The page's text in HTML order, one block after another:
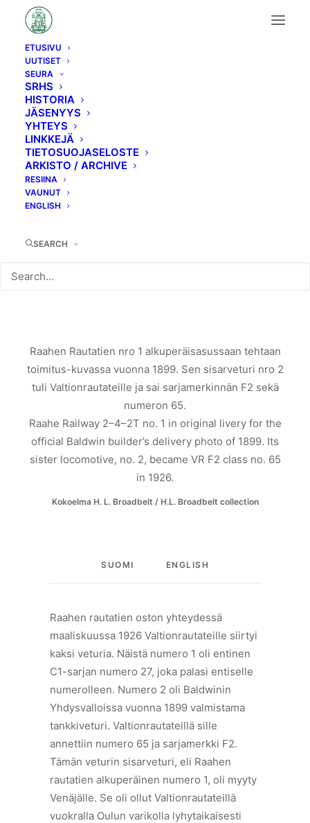
ETUSIVU
UUTISET
SEURA
SRHS
HISTORIA
JÄSENYYS
YHTEYS
LINKKEJÄ
TIETOSUOJASELOSTE
ARKISTO / ARCHIVE
RESIINA
VAUNUT
ENGLISH
SEARCH
Raahen Rautatien nro 1 alkuperäisasussaan tehtaan
toimitus-kuvassa vuonna 1899. Sen sisarveturi nro 2
tuli Valtionrautateille ja sai sarjamerkinnän F2 sekä
numeron 65.
Raahe Railway 2–4–2T no. 1 in original livery for the
official Baldwin builder’s delivery photo of 1899. Its
sister locomotive, no. 2, became VR F2 class no. 65
in 1926.
Kokoelma H. L. Broadbelt / H.L. Broadbelt collection
SUOMI ENGLISH
Raahen rautatien oston yhteydessä
maaliskuussa 1926 Valtionrautateille siirtyi
kaksi veturia. Näistä numero 1 oli entinen
C1-sarjan numero 27, joka palasi entiselle
numerolleen. Numero 2 oli Baldwinin
Yhdysvalloissa vuonna 1899 valmistama
tankkiveturi. Valtionrautateillä sille
annettiin numero 65 ja sarjamerkki F2.
Tämän veturin sisarveturi, eli Raahen
rautatien alkuperäinen numero 1, oli myyty
Venäjälle. Se oli ollut Valtionrautateillä
vuokralla Oulun varikolla lyhytaikaisesti